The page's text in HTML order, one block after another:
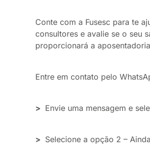
Conte com a Fusesc para te
consultores e avalie se o seu
proporcionará a
Entre em contato pelo
> Envie uma mensagem e
> Selecione a opção 2 –